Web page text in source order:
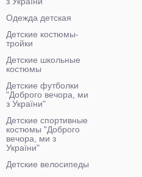
Одежда детская
Детские костюмы-
тройки
Детские школьные
костюмы
Детские футболки
"Доброго вечора, ми
з України"
Детские спортивные
костюмы "Доброго
вечора, ми з
України"
Детские велосипеды